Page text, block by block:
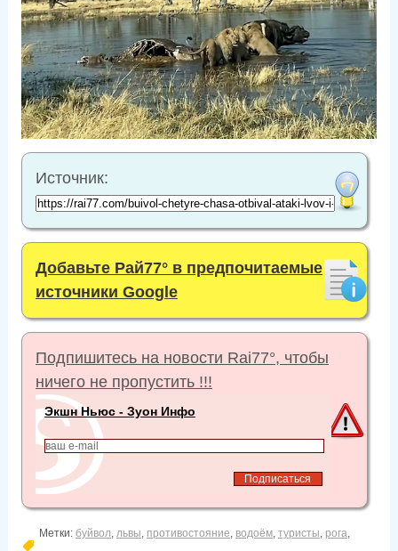
Источник:
Добавьте Рай77° в предпочитаемые
источники Google
Подпишитесь на новости Rai77°, чтобы
ничего не пропустить !!!
Экшн Ньюс - Зуон Инфо
Метки: буйвол, львы, противостояние, водоём, туристы, рога,